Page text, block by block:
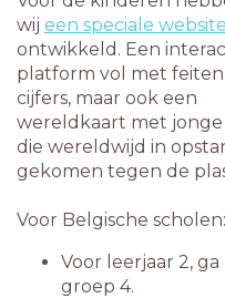
wij een speciale website
ontwikkeld. Een
platform vol met
cijfers, maar ook een
wereldkaart met
die wereldwijd in
gekomen tegen de
Voor Belgische scholen:
Voor leerjaar 2, ga
groep 4.